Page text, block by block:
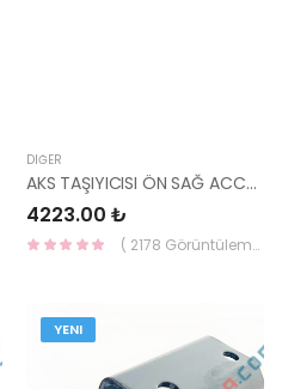
DIĞER
AKS TAŞIYICISI ÖN SAĞ ACCENT 95-00 51716-22000-YS
4223.00 ₺
( 2178 Görüntüleme )
YENI